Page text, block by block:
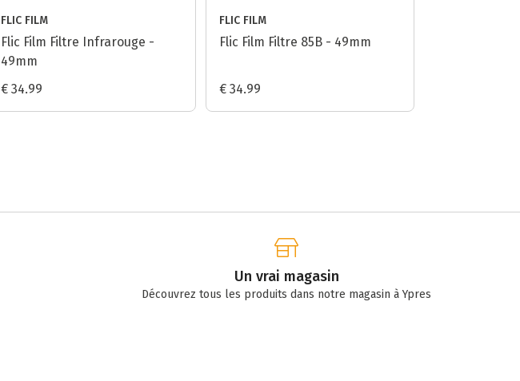
FLIC FILM
Flic Film Filtre Infrarouge -
49mm
€ 34.99
FLIC FILM
Flic Film Filtre 85B - 49mm
€ 34.99
Un vrai magasin
Découvrez tous les produits dans notre magasin à Ypres